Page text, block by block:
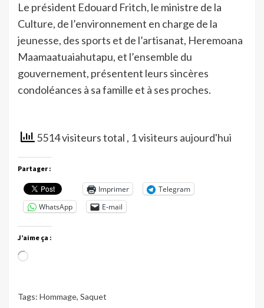
Le président Edouard Fritch, le ministre de la
Culture, de l’environnement en charge de la
jeunesse, des sports et de l’artisanat, Heremoana
Maamaatuaiahutapu, et l’ensemble du
gouvernement, présentent leurs sincères
condoléances à sa famille et à ses proches.
5514 visiteurs total , 1 visiteurs aujourd'hui
Partager :
Imprimer
Telegram
WhatsApp
E-mail
J’aime ça :
Chargement…
Tags: Hommage, Saquet